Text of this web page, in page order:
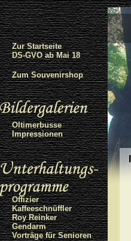
Zur Startseite
DS-GVO ab Mai 18
Zum Souvenirshop
Oltimerbusse
Impressionen
Offizier
Kaffeeschnüffler
Roy Reinker
Gendarm
Vorträge für Senioren